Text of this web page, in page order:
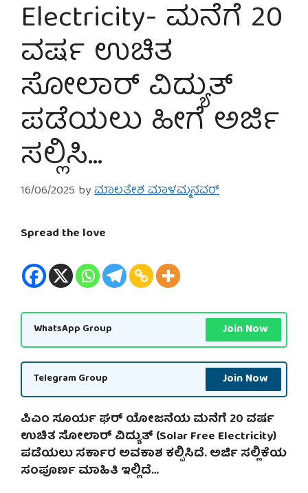
Electricity- ಮನೆಗೆ 20
ವರ್ಷ ಉಚಿತ
ಸೋಲಾರ್ ವಿದ್ಯುತ್
ಪಡೆಯಲು ಹೀಗೆ ಅರ್ಜಿ
ಸಲ್ಲಿಸಿ…
16/06/2025 byಮಾಲತೇಶ ಮಾಳಮ್ಮನವರ್
Spread the love
WhatsApp Group Join Now
Telegram Group Join Now
ಪಿಎಂ ಸೂರ್ಯ ಘರ್ ಯೋಜನೆಯ ಮನೆಗೆ 20 ವರ್ಷ
ಉಚಿತ ಸೋಲಾರ್ ವಿದ್ಯುತ್ (Solar Free Electricity)
ಪಡೆಯಲು ಸರ್ಕಾರ ಅವಕಾಶ ಕಲ್ಪಿಸಿದೆ. ಅರ್ಜಿ ಸಲ್ಲಿಕೆಯ
ಸಂಪೂರ್ಣ ಮಾಹಿತಿ ಇಲ್ಲಿದೆ…